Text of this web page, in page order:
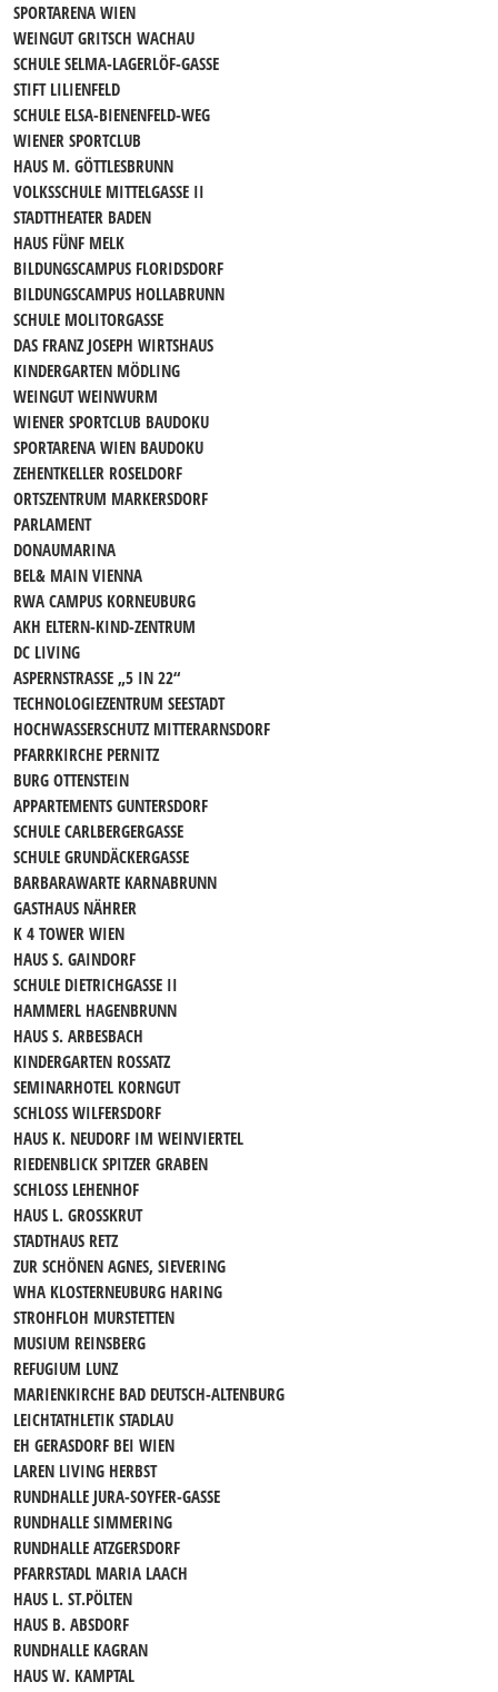
SPORTARENA WIEN
WEINGUT GRITSCH WACHAU
SCHULE SELMA-LAGERLÖF-GASSE
STIFT LILIENFELD
SCHULE ELSA-BIENENFELD-WEG
WIENER SPORTCLUB
HAUS M. GÖTTLESBRUNN
VOLKSSCHULE MITTELGASSE II
STADTTHEATER BADEN
HAUS FÜNF MELK
BILDUNGSCAMPUS FLORIDSDORF
BILDUNGSCAMPUS HOLLABRUNN
SCHULE MOLITORGASSE
DAS FRANZ JOSEPH WIRTSHAUS
KINDERGARTEN MÖDLING
WEINGUT WEINWURM
WIENER SPORTCLUB BAUDOKU
SPORTARENA WIEN BAUDOKU
ZEHENTKELLER ROSELDORF
ORTSZENTRUM MARKERSDORF
PARLAMENT
DONAUMARINA
BEL& MAIN VIENNA
RWA CAMPUS KORNEUBURG
AKH ELTERN-KIND-ZENTRUM
DC LIVING
ASPERNSTRASSE „5 IN 22“
TECHNOLOGIEZENTRUM SEESTADT
HOCHWASSERSCHUTZ MITTERARNSDORF
PFARRKIRCHE PERNITZ
BURG OTTENSTEIN
APPARTEMENTS GUNTERSDORF
SCHULE CARLBERGERGASSE
SCHULE GRUNDÄCKERGASSE
BARBARAWARTE KARNABRUNN
GASTHAUS NÄHRER
K 4 TOWER WIEN
HAUS S. GAINDORF
SCHULE DIETRICHGASSE II
HAMMERL HAGENBRUNN
HAUS S. ARBESBACH
KINDERGARTEN ROSSATZ
SEMINARHOTEL KORNGUT
SCHLOSS WILFERSDORF
HAUS K. NEUDORF IM WEINVIERTEL
RIEDENBLICK SPITZER GRABEN
SCHLOSS LEHENHOF
HAUS L. GROSSKRUT
STADTHAUS RETZ
ZUR SCHÖNEN AGNES, SIEVERING
WHA KLOSTERNEUBURG HARING
STROHFLOH MURSTETTEN
MUSIUM REINSBERG
REFUGIUM LUNZ
MARIENKIRCHE BAD DEUTSCH-ALTENBURG
LEICHTATHLETIK STADLAU
EH GERASDORF BEI WIEN
LAREN LIVING HERBST
RUNDHALLE JURA-SOYFER-GASSE
RUNDHALLE SIMMERING
RUNDHALLE ATZGERSDORF
PFARRSTADL MARIA LAACH
HAUS L. ST.PÖLTEN
HAUS B. ABSDORF
RUNDHALLE KAGRAN
HAUS W. KAMPTAL